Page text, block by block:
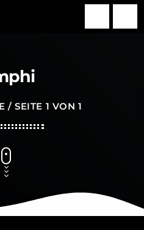
/ SEITE 1 VON 1